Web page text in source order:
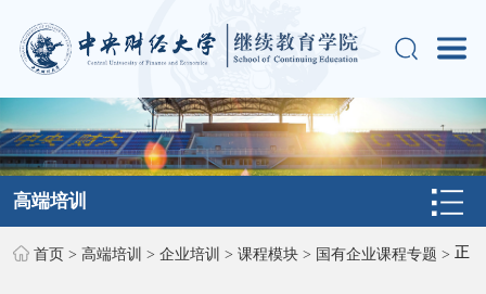
高端培训
首页 > 高端培训 > 企业培训 > 课程模块 > 国有企业课程专题 > 正